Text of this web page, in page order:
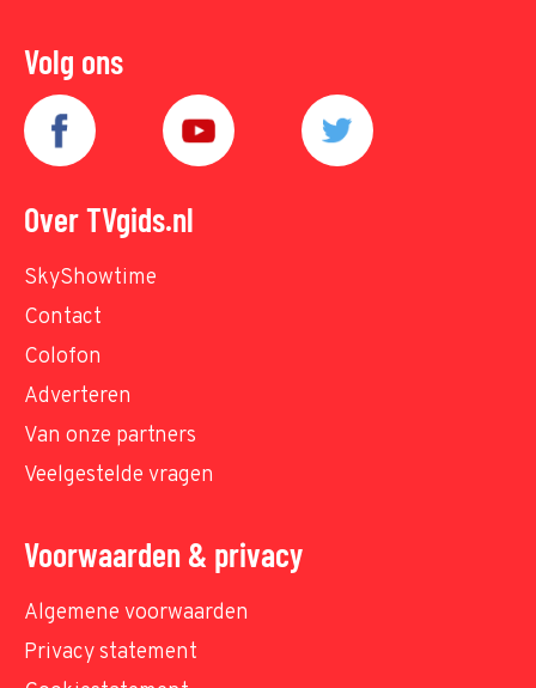
Volg ons
Over TVgids.nl
SkyShowtime
Contact
Colofon
Adverteren
Van onze partners
Veelgestelde vragen
Voorwaarden & privacy
Algemene voorwaarden
Privacy statement